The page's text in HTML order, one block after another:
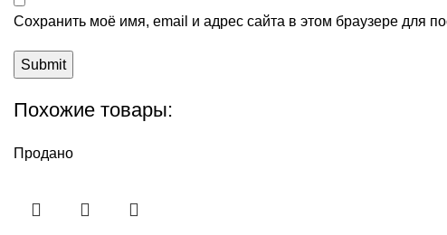
Сохранить моё имя, email и адрес сайта в этом браузере для
Похожие товары:
Продано